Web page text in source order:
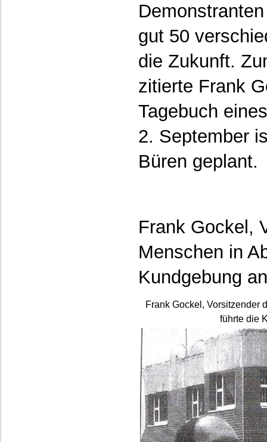
gut 50
die Zukunft.
zitierte Frank
Tagebuch
2. September
Büren geplant.
Frank Gockel,
Menschen in
Kundgebung
Frank Gockel, Vorsitzender
führte die